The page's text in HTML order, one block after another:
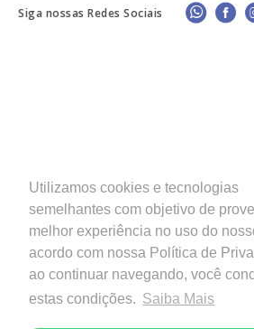
Utilizamos cookies e tecnologias
semelhantes com objetivo de
melhor experiência no uso do
acordo com nossa Política de
ao continuar navegando, você
estas condições. Saiba Mais
Siga nossas Redes Sociais
Copyright © 2026 - Diocese de